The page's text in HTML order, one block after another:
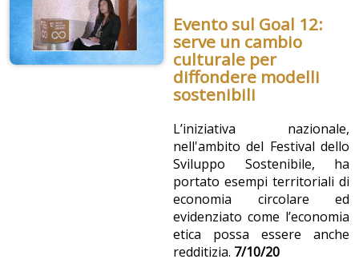
Evento sul Goal 12:
serve un cambio
culturale per
diffondere modelli
sostenibili
L’iniziativa nazionale,
nell'ambito del Festival dello
Sviluppo Sostenibile, ha
portato esempi territoriali di
economia circolare ed
evidenziato come l’economia
etica possa essere anche
redditizia. 7/10/20